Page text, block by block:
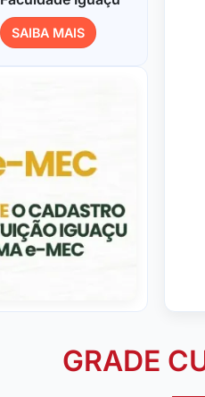
SAIBA MAIS
GRADE